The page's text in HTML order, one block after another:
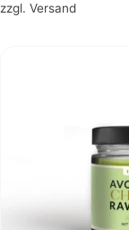
zzgl. Versand